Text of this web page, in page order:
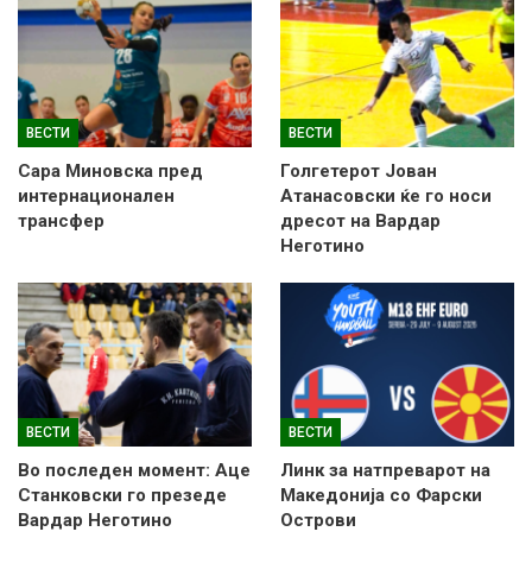
ВЕСТИ
Сара Миновска пред
интернационален
трансфер
ВЕСТИ
Голгетерот Јован
Атанасовски ќе го носи
дресот на Вардар
Неготино
ВЕСТИ
Во последен момент: Аце
Станковски го презеде
Вардар Неготино
ВЕСТИ
Линк за натпреварот на
Македонија со Фарски
Острови